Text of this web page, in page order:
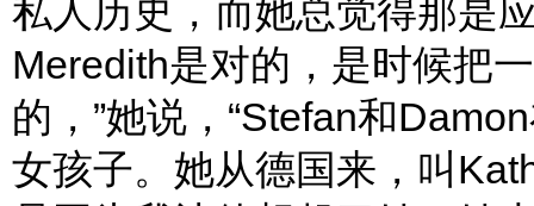
私人历史，而她总觉得那是
Meredith是对的，是时候把
的，”她说，“Stefan和
女孩子。她从德国来，叫